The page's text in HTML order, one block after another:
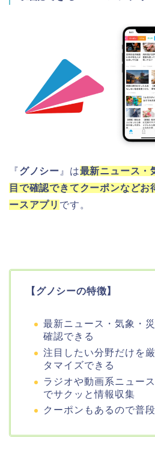
『グノシー』は最新ニュース・
目で確認できてクーポンなどお
ースアプリ です。
【グノシーの特徴】
最新ニュース・気象・
確認できる
注目したい分野だけを
タマイズできる
ラジオや動画系ニュー
でサクッと情報収集
クーポンもあるので普